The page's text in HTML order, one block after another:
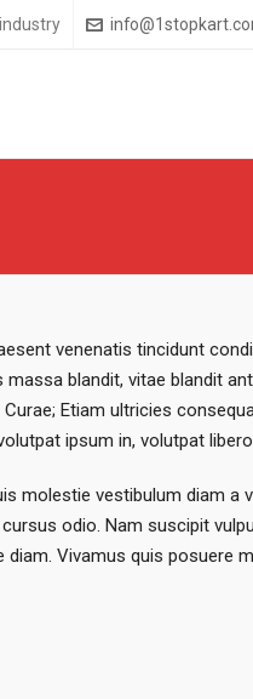
venenatis tincidunt
blandit, vitae blandit
Etiam ultricies
ipsum in, volutpat
molestie vestibulum diam
odio. Nam suscipit
Vivamus quis